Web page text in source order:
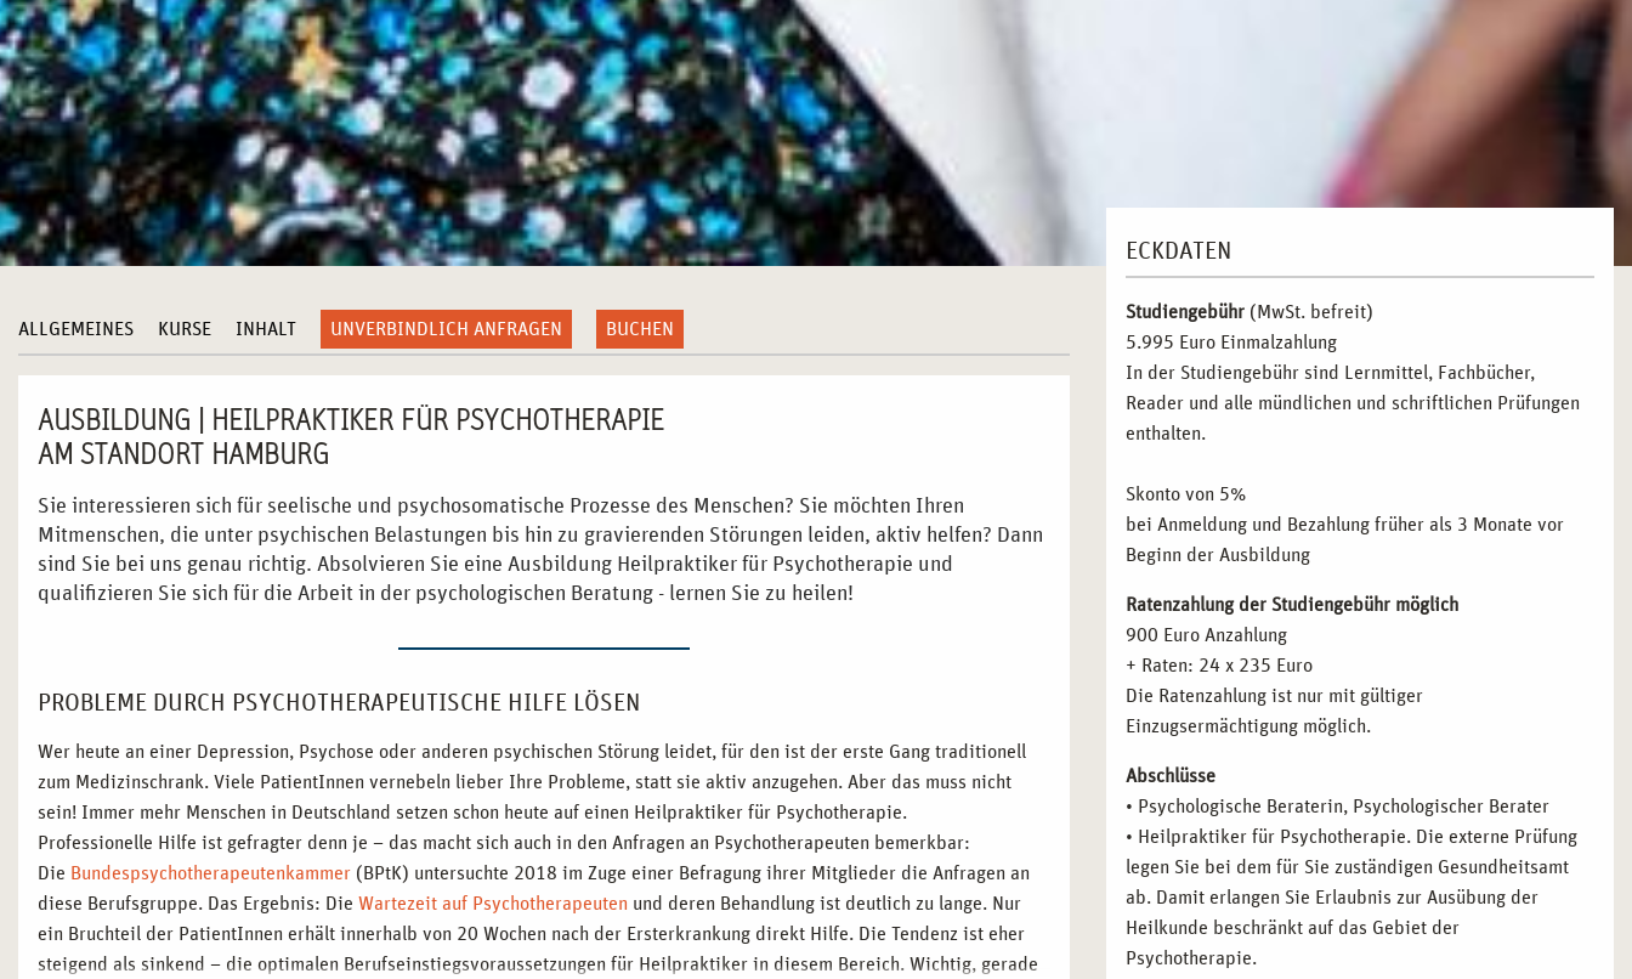
ALLGEMEINES KURSE INHALT UNVERBINDLICH ANFRAGEN BUCHEN
AUSBILDUNG | HEILPRAKTIKER FÜR PSYCHOTHERAPIE
AM STANDORT HAMBURG
Sie interessieren sich für seelische und psychosomatische Prozesse des Menschen? Sie möchten Ihren
Mitmenschen, die unter psychischen Belastungen bis hin zu gravierenden Störungen leiden, aktiv helfen? Dann
sind Sie bei uns genau richtig. Absolvieren Sie eine Ausbildung Heilpraktiker für Psychotherapie und
qualifizieren Sie sich für die Arbeit in der psychologischen Beratung - lernen Sie zu heilen!
PROBLEME DURCH PSYCHOTHERAPEUTISCHE HILFE LÖSEN
Wer heute an einer Depression, Psychose oder anderen psychischen Störung leidet, für den ist der erste Gang traditionell
zum Medizinschrank. Viele PatientInnen vernebeln lieber Ihre Probleme, statt sie aktiv anzugehen. Aber das muss nicht
sein! Immer mehr Menschen in Deutschland setzen schon heute auf einen Heilpraktiker für Psychotherapie.
Professionelle Hilfe ist gefragter denn je – das macht sich auch in den Anfragen an Psychotherapeuten bemerkbar:
Die Bundespsychotherapeutenkammer (BPtK) untersuchte 2018 im Zuge einer Befragung ihrer Mitglieder die Anfragen an
diese Berufsgruppe. Das Ergebnis: Die Wartezeit auf Psychotherapeuten und deren Behandlung ist deutlich zu lange. Nur
ein Bruchteil der PatientInnen erhält innerhalb von 20 Wochen nach der Ersterkrankung direkt Hilfe. Die Tendenz ist eher
steigend als sinkend – die optimalen Berufseinstiegsvoraussetzungen für Heilpraktiker in diesem Bereich. Wichtig, gerade
ECKDATEN
Studiengebühr (MwSt. befreit)
5.995 Euro Einmalzahlung
In der Studiengebühr sind Lernmittel, Fachbücher,
Reader und alle mündlichen und schriftlichen Prüfungen
enthalten.
Skonto von 5%
bei Anmeldung und Bezahlung früher als 3 Monate vor
Beginn der Ausbildung
Ratenzahlung der Studiengebühr möglich
900 Euro Anzahlung
+ Raten: 24 x 235 Euro
Die Ratenzahlung ist nur mit gültiger
Einzugsermächtigung möglich.
Abschlüsse
• Psychologische Beraterin, Psychologischer Berater
• Heilpraktiker für Psychotherapie. Die externe Prüfung
legen Sie bei dem für Sie zuständigen Gesundheitsamt
ab. Damit erlangen Sie Erlaubnis zur Ausübung der
Heilkunde beschränkt auf das Gebiet der
Psychotherapie.